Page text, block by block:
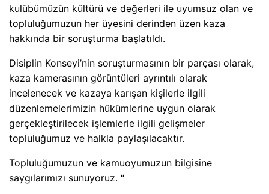
kulübümüzün kültürü ve değerleri ile uyumsuz olan ve
topluluğumuzun her üyesini derinden üzen kaza
hakkında bir soruşturma başlatıldı.
Disiplin Konseyi’nin soruşturmasının bir parçası olarak,
kaza kamerasının görüntüleri ayrıntılı olarak
incelenecek ve kazaya karışan kişilerle ilgili
düzenlemelerimizin hükümlerine uygun olarak
gerçekleştirilecek işlemlerle ilgili gelişmeler
topluluğumuz ve halkla paylaşılacaktır.
Topluluğumuzun ve kamuoyumuzun bilgisine
saygılarımızı sunuyoruz. “